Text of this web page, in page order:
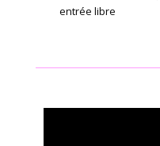
entrée libre